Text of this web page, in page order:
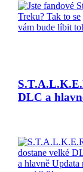
DLC a